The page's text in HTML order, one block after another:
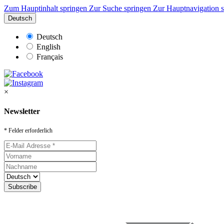
Zum Hauptinhalt springen Zur Suche springen Zur Hauptnavigation
Deutsch
Deutsch
English
Français
×
Newsletter
* Felder erforderlich